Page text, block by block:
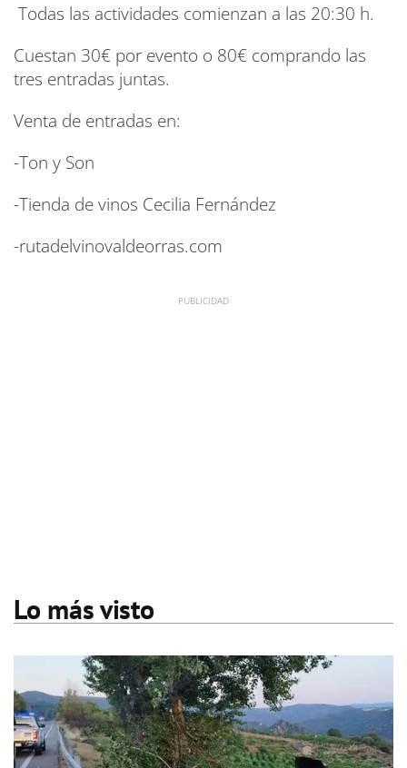
Todas las actividades comienzan a las 20:30 h.
Cuestan 30€ por evento o 80€ comprando las
tres entradas juntas.
Venta de entradas en:
-Ton y Son
-Tienda de vinos Cecilia Fernández
-rutadelvinovaldeorras.com
Lo más visto